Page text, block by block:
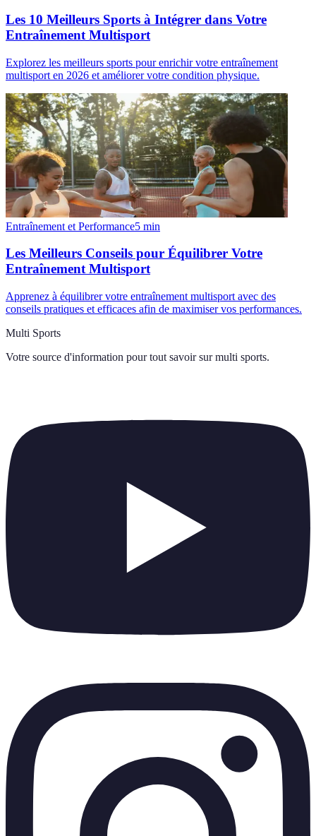
Les 10 Meilleurs Sports à Intégrer dans Votre
Entraînement Multisport
Explorez les meilleurs sports pour enrichir votre entraînement
multisport en 2026 et améliorer votre condition physique.
Entraînement et Performance5 min
Les Meilleurs Conseils pour Équilibrer Votre
Entraînement Multisport
Apprenez à équilibrer votre entraînement multisport avec des
conseils pratiques et efficaces afin de maximiser vos performances.
Multi Sports
Votre source d'information pour tout savoir sur multi sports.